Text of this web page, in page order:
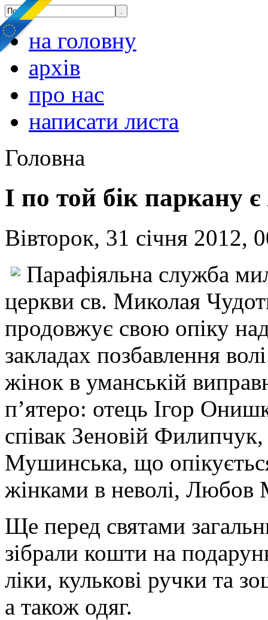
на головну
архів
про нас
написати листа
Головна
І по той бік паркану
Вівторок, 31 січня 2012,
Парафіяльна служба
церкви св. Миколая
продовжує свою опіку
закладах позбавлення
жінок в уманській
п’ятеро: отець Ігор
співак Зеновій
Мушинська, що
жінками в неволі,
Ще перед святами
зібрали кошти на
ліки, кулькові ручки та
а також одяг.